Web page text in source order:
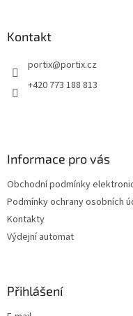
Kontakt
portix@portix.cz
+420 773 188 813
Informace pro vás
Obchodní podmínky
Podmínky ochrany osobních
Kontakty
Výdejní automat
Přihlášení